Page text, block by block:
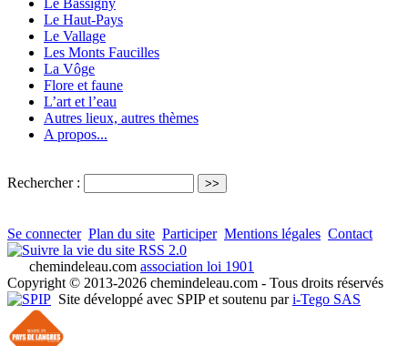
Le Bassigny
Le Haut-Pays
Le Vallage
Les Monts Faucilles
La Vôge
Flore et faune
L’art et l’eau
Autres lieux, autres thèmes
A propos...
Rechercher :
Se connecter Plan du site Participer Mentions légales Contact
RSS 2.0
chemindeleau.com association loi 1901
Copyright © 2013-2026 chemindeleau.com - Tous droits réservés
Site développé avec SPIP et soutenu pari-Tego SAS